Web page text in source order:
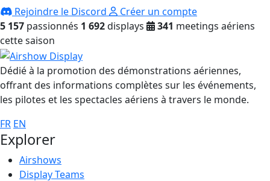
Rejoindre le Discord
Créer un compte
5 157 passionnés 1 692displays 341 meetings aériens
cette saison
Dédié à la promotion des démonstrations aériennes,
offrant des informations complètes sur les événements,
les pilotes et les spectacles aériens à travers le monde.
FR EN
Explorer
Airshows
Display Teams